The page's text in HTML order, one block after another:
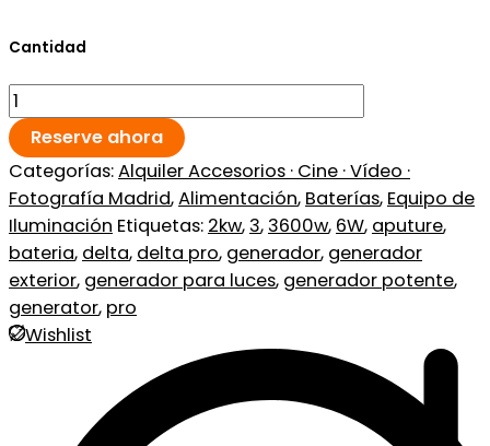
Cantidad
Reserve ahora
Categorías:Alquiler Accesorios · Cine · Vídeo ·
Fotografía Madrid,Alimentación, Baterías, Equipo de
Iluminación Etiquetas: 2kw,3,3600w, 6W, aputure,
bateria, delta, delta pro, generador, generador
exterior, generador para luces, generador potente,
generator, pro
Wishlist